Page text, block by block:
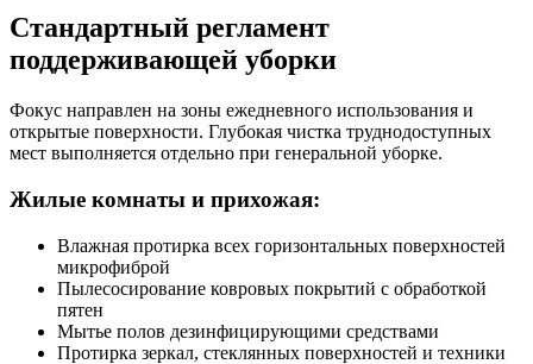
Стандартный регламент
поддерживающей уборки
Фокус направлен на зоны ежедневного использования и
открытые поверхности. Глубокая чистка труднодоступных
мест выполняется отдельно при генеральной уборке.
Жилые комнаты и прихожая:
Влажная протирка всех горизонтальных поверхностей
микрофиброй
Пылесосирование ковровых покрытий с обработкой
пятен
Мытье полов дезинфицирующими средствами
Протирка зеркал, стеклянных поверхностей и техники